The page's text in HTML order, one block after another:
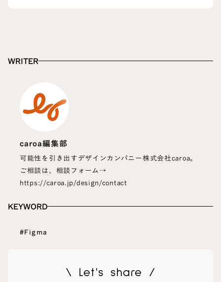
WRITER
caroa編集部
可能性を引き出すデザインカンパニー株式会社caroa。
ご相談は、相談フォーム→
https://caroa.jp/design/contact
KEYWORD
#Figma
\ Let's share /